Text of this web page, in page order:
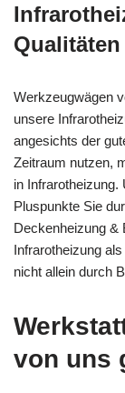
Werkzeugwägen
unsere
angesichts der
Zeitraum nutzen,
in
Pluspunkte Sie
Deckenheizung &
Infrarotheizung
nicht allein durch
von uns